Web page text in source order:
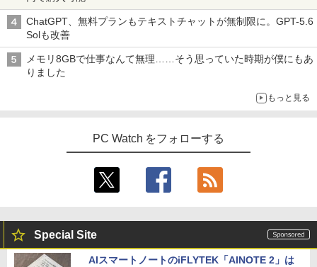
ChatGPT、無料プランもテキストチャットが無制限に。GPT-5.6
Solも改善
メモリ8GBで仕事なんて無理……そう思っていた時期が僕にもあ
りました
もっと見る
PC Watch をフォローする
Special Site
AIスマートノートのiFLYTEK「AINOTE 2」は